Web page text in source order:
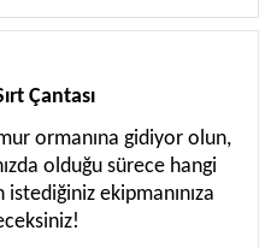
Çantası
ormanına gidiyor olun,
olduğu sürece hangi
ekipmanınıza